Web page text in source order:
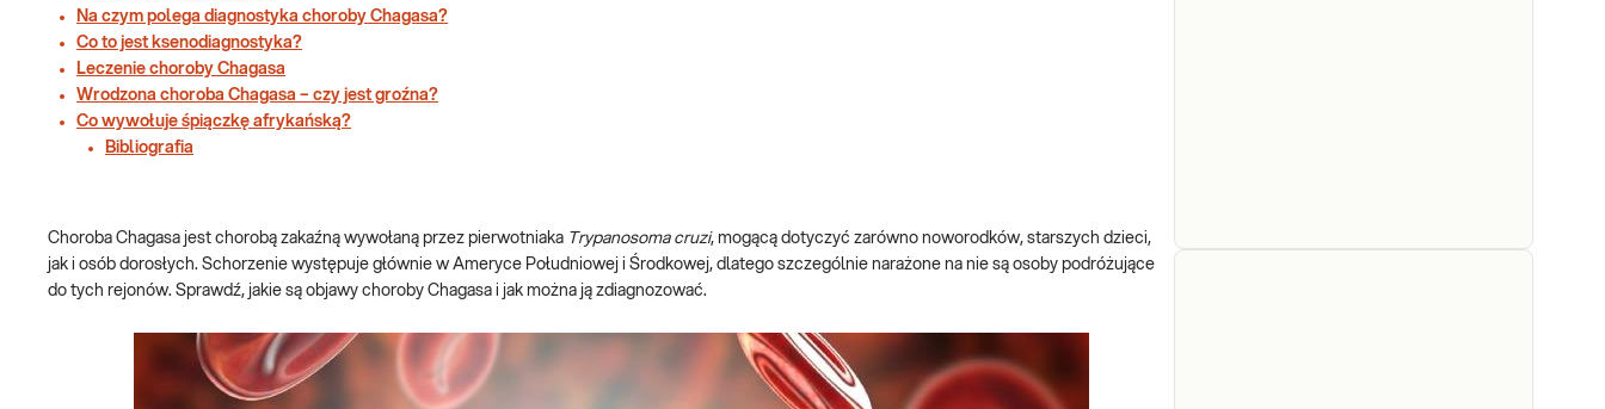
Na czym polega diagnostyka choroby Chagasa?
Co to jest ksenodiagnostyka?
Leczenie choroby Chagasa
Wrodzona choroba Chagasa – czy jest groźna?
Co wywołuje śpiączkę afrykańską?
Bibliografia
Choroba Chagasa jest chorobą zakaźną wywołaną przez pierwotniaka Trypanosoma cruzi, mogącą dotyczyć zarówno noworodków, starszych dzieci,
jak i osób dorosłych. Schorzenie występuje głównie w Ameryce Południowej i Środkowej, dlatego szczególnie narażone na nie są osoby podróżujące
do tych rejonów. Sprawdź, jakie są objawy choroby Chagasa i jak można ją zdiagnozować.